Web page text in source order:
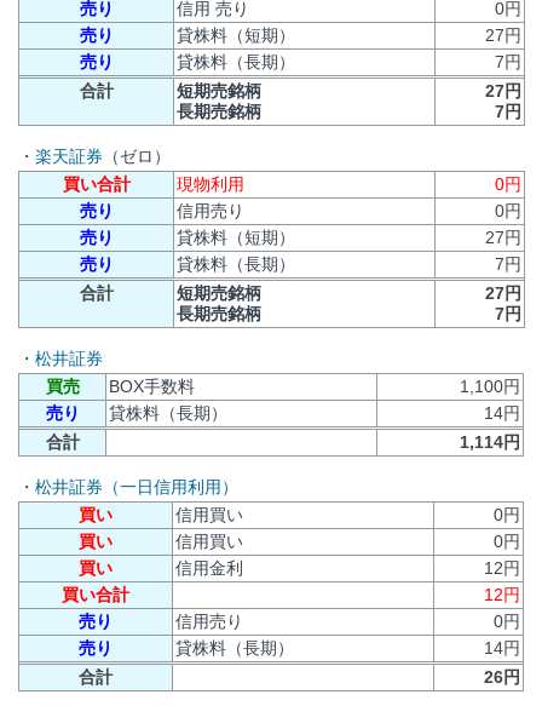
売り 信用 売り
0円
売り
貸株料（短期）
27円
売り
貸株料（長期）
7円
合計
短期売銘柄
長期売銘柄
27円
7円
・ 楽天証券 （ゼロ）
買い合計
現物利用
0円
売り
信用売り
0円
売り
貸株料（短期）
27円
売り
貸株料（長期）
7円
合計
短期売銘柄
長期売銘柄
27円
7円
・ 松井証券
買売
BOX手数料
1,100円
売り
貸株料（長期）
14円
合計
1,114円
・ 松井証券（一日信用利用）
買い
信用買い
0円
買い
信用買い
0円
買い
信用金利
12円
買い合計
12円
売り
信用売り
0円
売り
貸株料（長期）
14円
合計
26円